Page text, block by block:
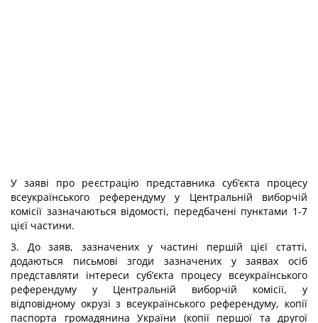
У заяві про реєстрацію представника суб’єкта процесу
всеукраїнського референдуму у Центральній виборчій
комісії зазначаються відомості, передбачені пунктами 1-7
цієї частини.
3. До заяв, зазначених у частині першій цієї статті,
додаються письмові згоди зазначених у заявах осіб
представляти інтереси суб’єкта процесу всеукраїнського
референдуму у Центральній виборчій комісії, у
відповідному окрузі з всеукраїнського референдуму, копії
паспорта громадянина України (копії першої та другої